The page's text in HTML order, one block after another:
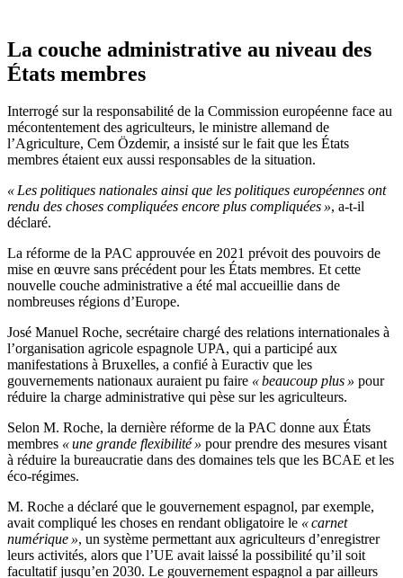
La couche administrative au niveau des
États membres
Interrogé sur la responsabilité de la Commission européenne face au
mécontentement des agriculteurs, le ministre allemand de
l’Agriculture, Cem Özdemir, a insisté sur le fait que les États
membres étaient eux aussi responsables de la situation.
« Les politiques nationales ainsi que les politiques européennes ont
rendu des choses compliquées encore plus compliquées », a-t-il
déclaré.
La réforme de la PAC approuvée en 2021 prévoit des pouvoirs de
mise en œuvre sans précédent pour les États membres. Et cette
nouvelle couche administrative a été mal accueillie dans de
nombreuses régions d’Europe.
José Manuel Roche, secrétaire chargé des relations internationales à
l’organisation agricole espagnole UPA, qui a participé aux
manifestations à Bruxelles, a confié à Euractiv que les
gouvernements nationaux auraient pu faire « beaucoup plus » pour
réduire la charge administrative qui pèse sur les agriculteurs.
Selon M. Roche, la dernière réforme de la PAC donne aux États
membres « une grande flexibilité » pour prendre des mesures visant
à réduire la bureaucratie dans des domaines tels que les BCAE et les
éco-régimes.
M. Roche a déclaré que le gouvernement espagnol, par exemple,
avait compliqué les choses en rendant obligatoire le « carnet
numérique », un système permettant aux agriculteurs d’enregistrer
leurs activités, alors que l’UE avait laissé la possibilité qu’il soit
facultatif jusqu’en 2030. Le gouvernement espagnol a par ailleurs